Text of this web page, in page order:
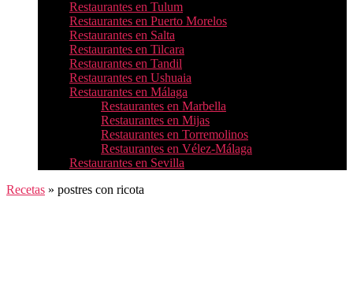
Restaurantes en Tulum
Restaurantes en Puerto Morelos
Restaurantes en Salta
Restaurantes en Tilcara
Restaurantes en Tandil
Restaurantes en Ushuaia
Restaurantes en Málaga
Restaurantes en Marbella
Restaurantes en Mijas
Restaurantes en Torremolinos
Restaurantes en Vélez-Málaga
Restaurantes en Sevilla
Recetas » postres con ricota